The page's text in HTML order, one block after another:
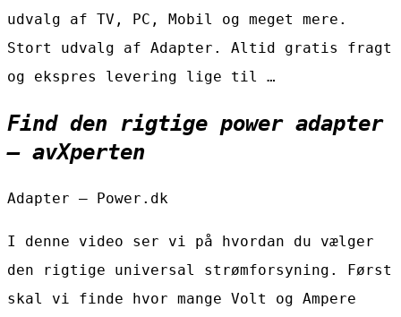
udvalg af TV, PC, Mobil og meget mere.
Stort udvalg af Adapter. Altid gratis fragt
og ekspres levering lige til …
Find den rigtige power adapter
– avXperten
Adapter – Power.dk
I denne video ser vi på hvordan du vælger
den rigtige universal strømforsyning. Først
skal vi finde hvor mange Volt og Ampere